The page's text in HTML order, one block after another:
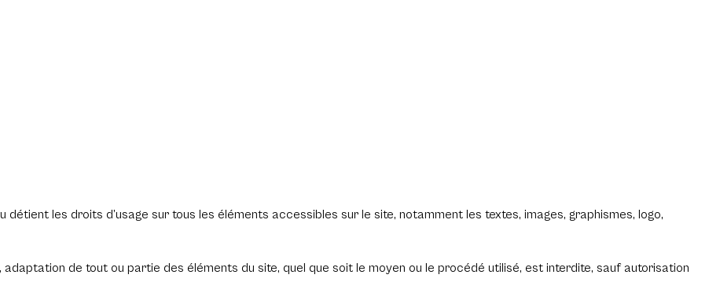
les droits d’usage sur tous les éléments accessibles sur le site, notamment les textes, images, graphismes, logo,
de tout ou partie des éléments du site, quel que soit le moyen ou le procédé utilisé, est interdite, sauf autorisation